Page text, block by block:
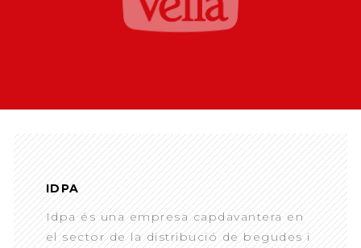
IDPA
Idpa és una empresa capdavantera en
el sector de la distribució de begudes i